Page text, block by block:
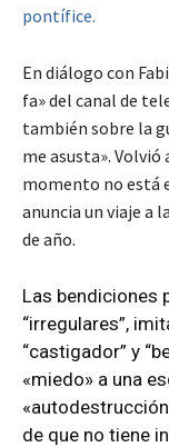
pontífice.
En diálogo con
fa» del canal de
también sobre la
me asusta».
momento no está
anuncia un viaje a
de año.
Las bendiciones
“irregulares”,
“castigador” y
«miedo» a una
de que no tiene